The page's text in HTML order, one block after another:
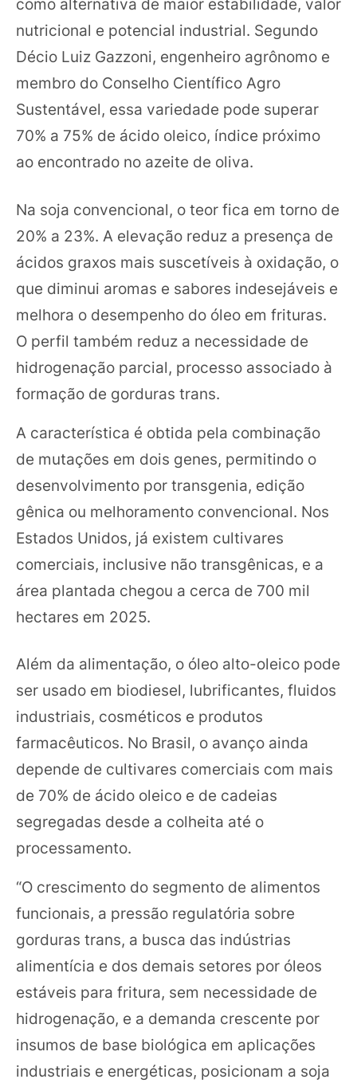
como alternativa de maior estabilidade, valor
nutricional e potencial industrial. Segundo
Décio Luiz Gazzoni, engenheiro agrônomo e
membro do Conselho Científico Agro
Sustentável, essa variedade pode superar
70% a 75% de ácido oleico, índice próximo
ao encontrado no azeite de oliva.
Na soja convencional, o teor fica em torno de
20% a 23%. A elevação reduz a presença de
ácidos graxos mais suscetíveis à oxidação, o
que diminui aromas e sabores indesejáveis e
melhora o desempenho do óleo em frituras.
O perfil também reduz a necessidade de
hidrogenação parcial, processo associado à
formação de gorduras trans.
A característica é obtida pela combinação
de mutações em dois genes, permitindo o
desenvolvimento por transgenia, edição
gênica ou melhoramento convencional. Nos
Estados Unidos, já existem cultivares
comerciais, inclusive não transgênicas, e a
área plantada chegou a cerca de 700 mil
hectares em 2025.
Além da alimentação, o óleo alto-oleico pode
ser usado em biodiesel, lubrificantes, fluidos
industriais, cosméticos e produtos
farmacêuticos. No Brasil, o avanço ainda
depende de cultivares comerciais com mais
de 70% de ácido oleico e de cadeias
segregadas desde a colheita até o
processamento.
“O crescimento do segmento de alimentos
funcionais, a pressão regulatória sobre
gorduras trans, a busca das indústrias
alimentícia e dos demais setores por óleos
estáveis para fritura, sem necessidade de
hidrogenação, e a demanda crescente por
insumos de base biológica em aplicações
industriais e energéticas, posicionam a soja